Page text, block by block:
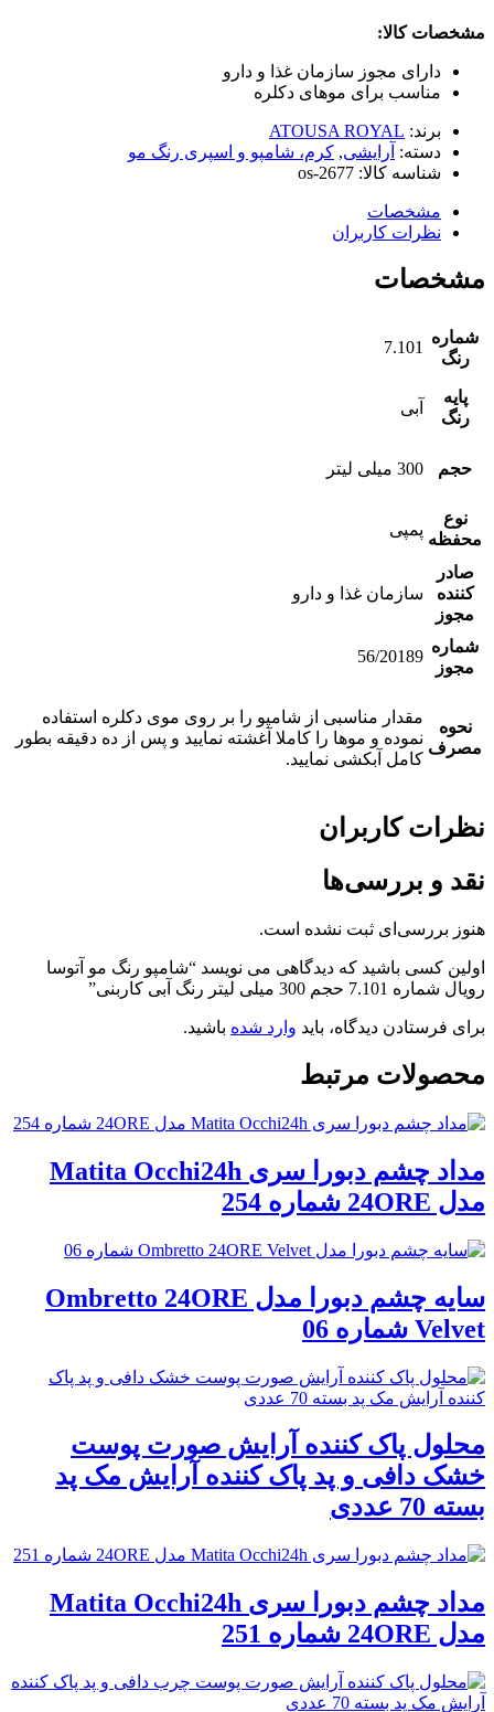
مشخصات کالا:
دارای مجوز سازمان غذا و دارو
مناسب برای موهای دکلره
برند: ATOUSA ROYAL
دسته: آرایشی, کرم، شامپو و اسپری رنگ مو
شناسه کالا: os-2677
مشخصات
نظرات کاربران
مشخصات
شماره
رنگ
7.101
پایه
رنگ
آبی
حجم 300 میلی لیتر
نوع
محفظه
پمپی
صادر
کننده
مجوز
سازمان غذا و دارو
شماره
مجوز
56/20189
نحوه
مصرف
مقدار مناسبی از شامپو را بر روی موی دکلره استفاده
نموده و موها را کاملا آغشته نمایید و پس از ده دقیقه بطور
کامل آبکشی نمایید.
نظرات کاربران
نقد و بررسی‌ها
هنوز بررسی‌ای ثبت نشده است.
اولین کسی باشید که دیدگاهی می نویسد “شامپو رنگ مو آتوسا
رويال شماره 7.101 حجم 300 میلی ليتر رنگ آبی كاربنی”
برای فرستادن دیدگاه، باید وارد شده باشید.
محصولات مرتبط
مداد چشم دبورا سری Matita Occhi24h
مدل 24ORE شماره 254
سایه چشم دبورا مدل Ombretto 24ORE
Velvet شماره 06
محلول پاک کننده آرایش صورت پوست
خشک دافی و پد پاک کننده آرایش مک پد
بسته 70 عددی
مداد چشم دبورا سری Matita Occhi24h
مدل 24ORE شماره 251